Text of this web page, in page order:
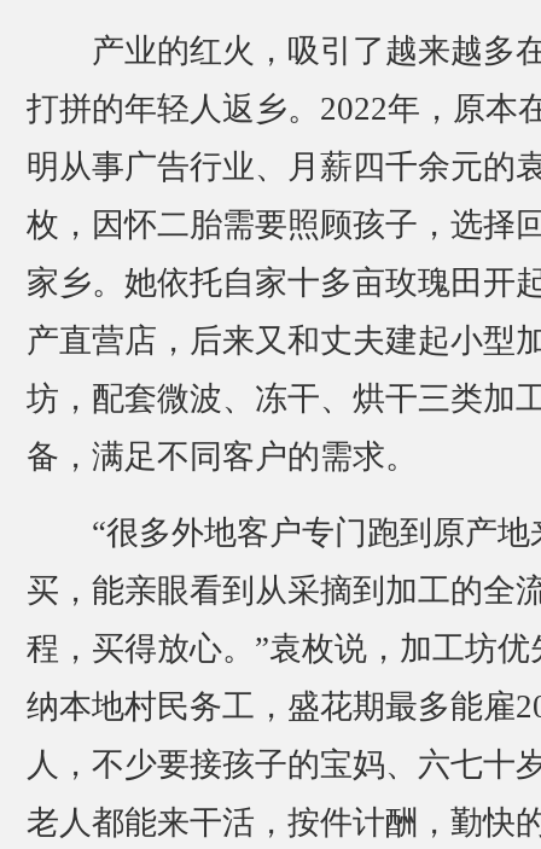
产业的红火，吸引了越来越多
打拼的年轻人返乡。2022年，原本
明从事广告行业、月薪四千余元的
枚，因怀二胎需要照顾孩子，选择
家乡。她依托自家十多亩玫瑰田开
产直营店，后来又和丈夫建起小型
坊，配套微波、冻干、烘干三类加
备，满足不同客户的需求。
“很多外地客户专门跑到原产地
买，能亲眼看到从采摘到加工的全
程，买得放心。”袁枚说，加工坊优
纳本地村民务工，盛花期最多能雇
人，不少要接孩子的宝妈、六七十
老人都能来干活，按件计酬，勤快